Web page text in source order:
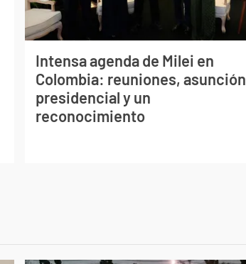
Intensa agenda de Milei en
Colombia: reuniones, asunción
presidencial y un
reconocimiento